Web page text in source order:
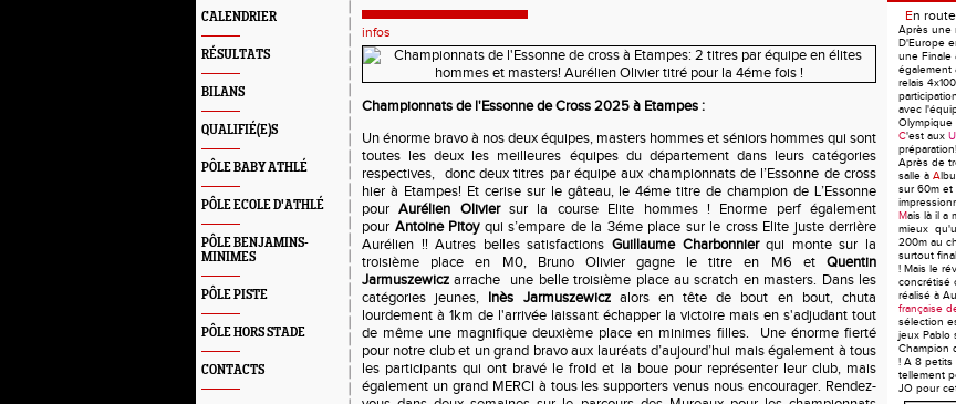
CALENDRIER
RÉSULTATS
BILANS
QUALIFIÉ(E)S
PÔLE BABY ATHLÉ
PÔLE ECOLE D'ATHLÉ
PÔLE BENJAMINS-
MINIMES
PÔLE PISTE
PÔLE HORS STADE
CONTACTS
infos
Championnats de l'Essonne de Cross 2025 à Etampes :
Un énorme bravo à nos deux équipes, masters hommes et séniors hommes qui sont
toutes les deux les meilleures équipes du département dans leurs catégories
respectives, donc deux titres par équipe aux championnats de l’Essonne de cross
hier à Etampes! Et cerise sur le gâteau, le 4éme titre de champion de L’Essonne
pourAurélien Oliviersur la course Elite hommes ! Enorme perf également
pour Antoine Pitoyqui s’empare de la 3éme place sur le cross Elite juste derrière
Aurélien !! Autres belles satisfactions Guillaume Charbonnierqui monte sur la
troisième place en M0, Bruno Olivier gagne le titre en M6 et Quentin
Jarmuszewicz arrache une belle troisième place au scratch en masters. Dans les
catégories jeunes, Inès Jarmuszewicz alors en tête de bout en bout, chuta
lourdement à 1km de l'arrivée laissant échapper la victoire mais en s'adjudant tout
de même une magnifique deuxième place en minimes filles. Une énorme fierté
pour notre club et un grand bravo aux lauréats d’aujourd’hui mais également à tous
les participants qui ont bravé le froid et la boue pour représenter leur club, mais
également un grand MERCI à tous les supporters venus nous encourager. Rendez-
En
Après une
D'Europe
une Finale
également
relais
avec
Olympique
C'est aux
préparation!
Après de
salle à A
sur 60m et
Mais là il a
mieux
200m au
surtout
! Mais le
concrétisé
réalisé à
française
sélection
jeux Pablo
Champion
! A 8 petits
tellement
JO pour